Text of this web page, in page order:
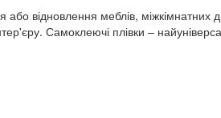
або відновлення меблів,
Самоклеючі плівки –